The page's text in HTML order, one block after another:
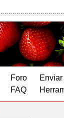
Foro
FAQ